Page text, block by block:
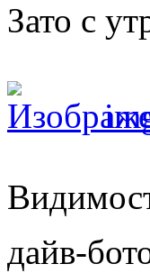
Зато с
дайв-